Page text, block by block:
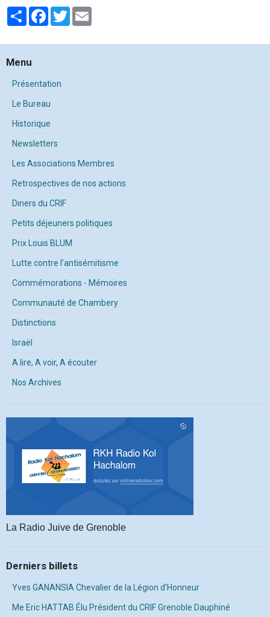
PartagerFacebook
Twitter
Menu
Présentation
Le Bureau
Historique
Newsletters
Les Associations Membres
Retrospectives de nos actions
Diners du CRIF
Petits déjeuners politiques
Prix Louis BLUM
Lutte contre l'antisémitisme
Commémorations - Mémoires
Communauté de Chambery
Distinctions
Israël
A lire, A voir, A écouter
Nos Archives
La Radio Juive de Grenoble
Derniers billets
Yves GANANSIA Chevalier de la Légion d'Honneur
Me Eric HATTAB Élu Président du CRIF Grenoble Dauphiné